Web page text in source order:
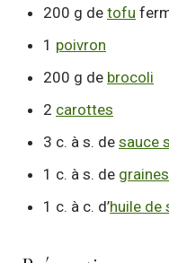
200 g de tofu
1 poivron
200 g de brocoli
2 carottes
3 c. à s. de sauce
1 c. à s. de
1 c. à c. d’huile de